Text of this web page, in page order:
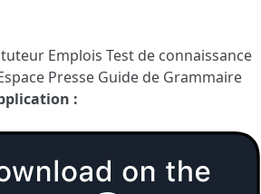
tuteur Emplois Test de connaissance
Presse Guide de Grammaire
: